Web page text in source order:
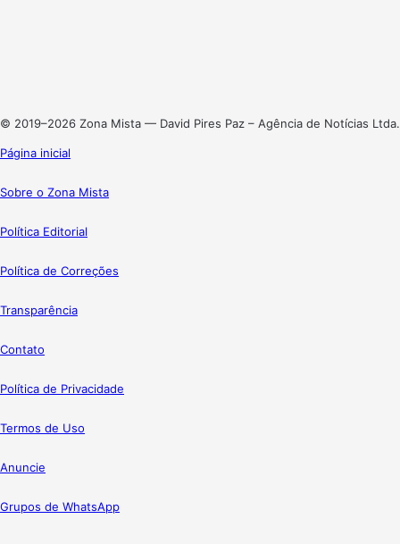
© 2019–2026 Zona Mista — David Pires Paz – Agência de Notícias Ltda.
Página inicial
Sobre o Zona Mista
Política Editorial
Política de Correções
Transparência
Contato
Política de Privacidade
Termos de Uso
Anuncie
Grupos de WhatsApp